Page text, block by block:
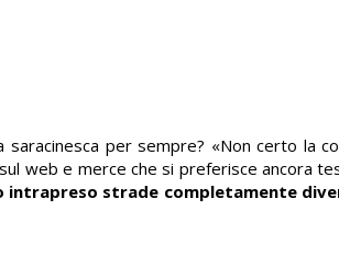
per sempre? «Non certo la
web e merce che si preferisce ancora
intrapreso strade completamente